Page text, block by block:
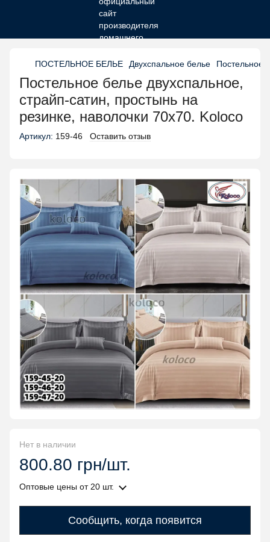
ПОСТЕЛЬНОЕ БЕЛЬЕ Двухспальное белье Постельное
Постельное белье двухспальное,
страйп-сатин, простынь на
резинке, наволочки 70х70. Koloco
Артикул: 159-46 Оставить отзыв
Нет в наличии
800.80 грн/шт.
Оптовые цены от 20 шт.
Сообщить, когда появится